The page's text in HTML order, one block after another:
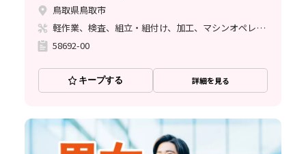
鳥取県鳥取市
軽作業、検査、組立・組付け、加工、マシンオペレーター、ハンダ付け、立ち作業
58692-00
キープする 詳細を見る